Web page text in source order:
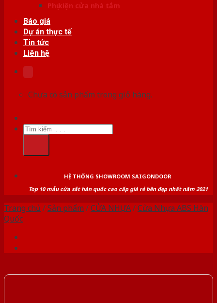
Phụ kiện cửa nhà tắm
Báo giá
Dự án thực tế
Tin tức
Liên hệ
Chưa có sản phẩm trong giỏ hàng.
Tìm
kiếm:
HỆ THỐNG SHOWROOM SAIGONDOOR
Top 10 mẫu cửa sắt hàn quốc cao cấp giá rẻ bền đẹp nhất năm 2021
Trang chủ /Sản phẩm /CỬA NHỰA/Cửa Nhựa ABS Hàn
Quốc